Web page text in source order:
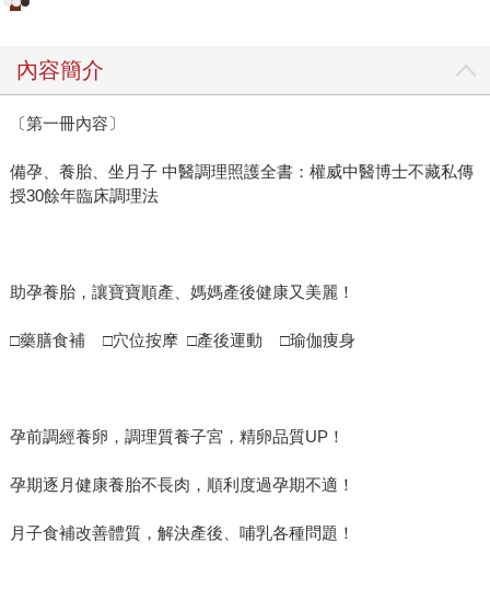
內容簡介
〔第一冊內容〕
備孕、養胎、坐月子 中醫調理照護全書：權威中醫博士不藏私傳
授30餘年臨床調理法
助孕養胎，讓寶寶順產、媽媽產後健康又美麗！
□藥膳食補 □穴位按摩 □產後運動 □瑜伽痩身
孕前調經養卵，調理質養子宮，精卵品質UP！
孕期逐月健康養胎不長肉，順利度過孕期不適！
月子食補改善體質，解決產後、哺乳各種問題！